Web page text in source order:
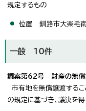
規定するもの
位置 釧路市大楽毛
一般 10件
議案第62号 財産の無償
市有地を無償譲渡する
の規定に基づき、議決を